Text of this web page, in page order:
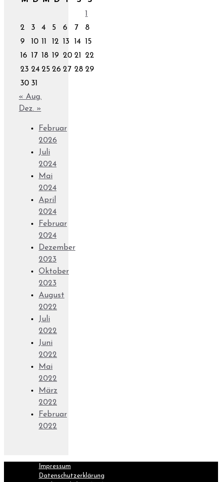
1
2
3 4 5 6 7
8
9
10 11 12 13 14 15
16 17 18 19 20 21 22
23 24 25 26 27 28 29
30 31
« Aug.
Dez. »
Februar
2026
Juli
2024
Mai
2024
April
2024
Februar
2024
Dezember
2023
Oktober
2023
August
2022
Juli
2022
Juni
2022
Mai
2022
März
2022
Februar
2022
Impressum
Datenschutzerklärung